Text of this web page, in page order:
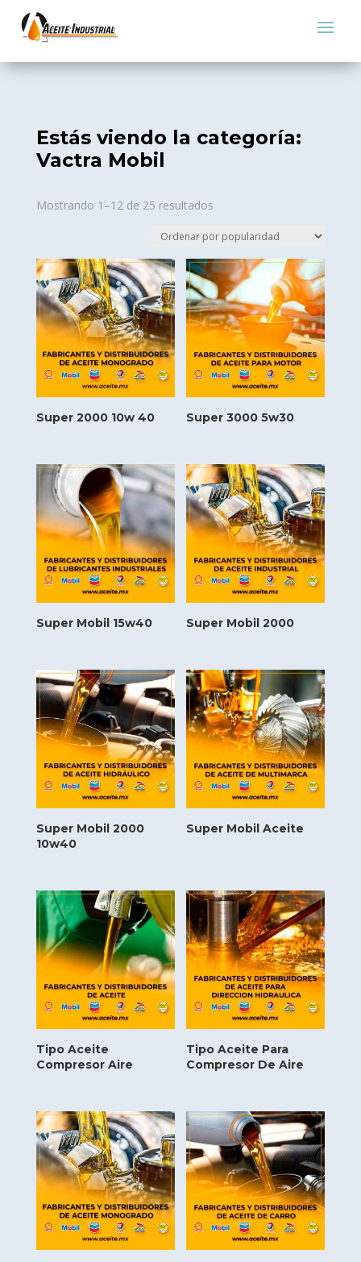
Estás viendo la categoría:
Vactra Mobil
Mostrando 1–12 de 25 resultadosSorted
popularity
Super 2000 10w 40 Super 3000 5w30
Super Mobil 15w40 Super Mobil 2000
Super Mobil 2000
10w40
Super Mobil Aceite
Tipo Aceite
Compresor Aire
Tipo Aceite Para
Compresor De Aire